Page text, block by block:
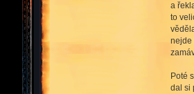
a
to
nejde
Poté
dal si